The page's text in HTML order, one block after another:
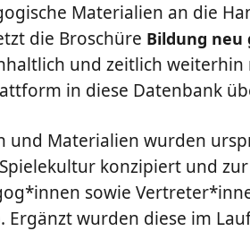
Materialien an die
die Broschüre Bildung neu
und zeitlich
in diese Datenbank
und Materialien wurden
konzipiert und
sowie
wurden diese im